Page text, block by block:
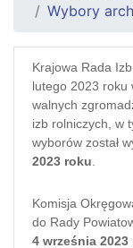
Wybory
Krajowa Rada
lutego 2023 roku
walnych
izb rolniczych, w
wyborów został
2023 roku
Komisja
do Rady
4 września